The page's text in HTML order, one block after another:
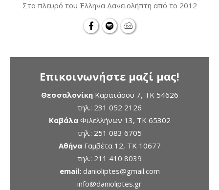
Στο πλευρό του Έλληνα Δανειολήπτη από το 2012
Επικοινωνήστε μαζί μας!
ΘεσσαλονίκηΚαρατάσου 7, TK 54626
τηλ.: 231 052 2126
ΚαβάλαΦιλελλήνων 13, ΤΚ 65302
τηλ.: 251 083 6705
ΑθήναΓαμβέτα 12, ΤΚ 10677
τηλ.: 211 410 8039
email: danioliptes@gmail.com
info@danioliptes.gr